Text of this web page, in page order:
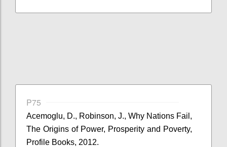
P75
Acemoglu, D., Robinson, J., Why Nations Fail,
The Origins of Power, Prosperity and Poverty,
Profile Books, 2012.